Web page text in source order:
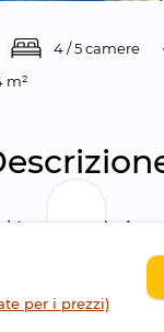
4 / 5 camere
m²
è una
bellissima
da letto
più ricercata di
si trova
per i prezzi)